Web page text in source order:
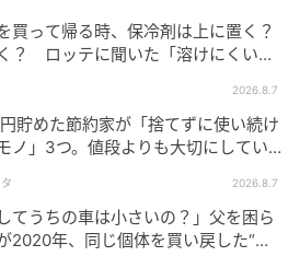
買って帰る時、保冷剤は上に置く？
？ ロッテに聞いた「溶けにくい持
2026.8.7
貯めた節約家が「捨てずに使い続け
ノ」3つ。値段よりも大切にしてい
2026.8.7
てうちの車は小さいの？」父を困ら
2020年、同じ個体を買い戻した“意